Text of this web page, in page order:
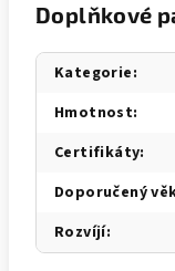
Doplňkové
Kategorie:
Hmotnost:
Certifikáty:
Doporučený
Rozvíjí: